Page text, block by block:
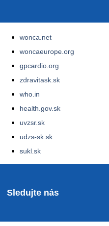
wonca.net
woncaeurope.org
gpcardio.org
zdravitask.sk
who.in
health.gov.sk
uvzsr.sk
udzs-sk.sk
sukl.sk
Sledujte nás